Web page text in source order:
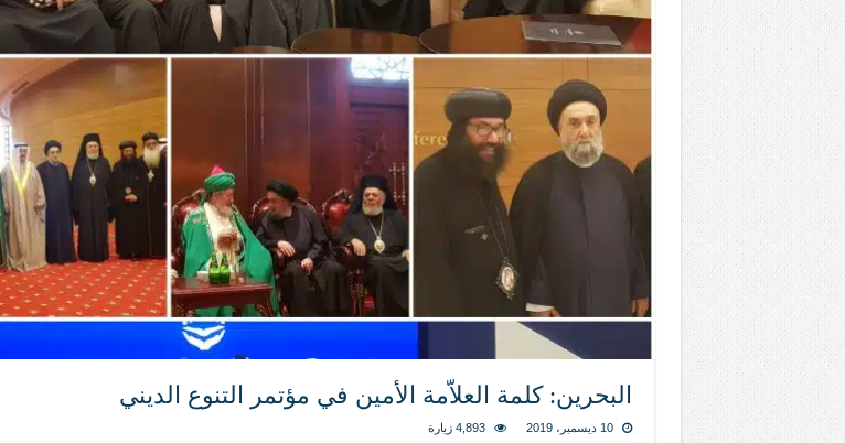
علاقات المذاهب والأديان لا يجوز أن تكون على حساب الأوطان
لن تحمينا مذاهبنا ولا طوائفنا ولا أحزابنا ولا جماعاتنا، بل الإنصهار الوطني والدولة العادلة
المذاهب ليست قدرًا لا يمكن تجاوزه
ليست المنفعة تأتي من إسلامية النّظام كما لا تأتي المضرة من مسيحية النظام
المتهاون بوطنه متهاون بدينه حتماً
نسج العلاقة مع الآخر تكون من خلال منظومة القيم و المبادئ الانسانية التي تجعل الناس سواسية لا
البحرين: كلمة العلاّمة الأمين في مؤتمر التنوع الديني
10 ديسمبر، 2019 4,893 زيارة
تيك توك